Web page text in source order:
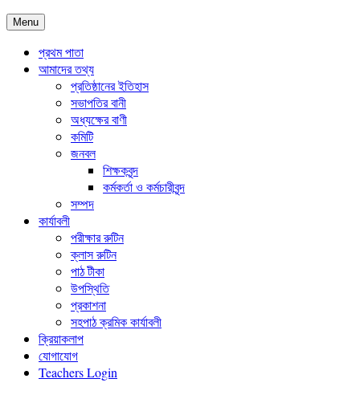
Menu
প্রথম পাতা
আমাদের তথ্য
প্রতিষ্ঠানের ইতিহাস
সভাপতির বানী
অধ্যক্ষের বাণী
কমিটি
জনবল
শিক্ষকবৃন্দ
কর্মকর্তা ও কর্মচারীবৃন্দ
সম্পদ
কার্যাবলী
পরীক্ষার রুটিন
ক্লাস রুটিন
পাঠ টীকা
উপস্থিতি
প্রকাশনা
সহপাঠ ক্রমিক কার্যাবলী
ক্রিয়াকলাপ
যোগাযোগ
Teachers Login